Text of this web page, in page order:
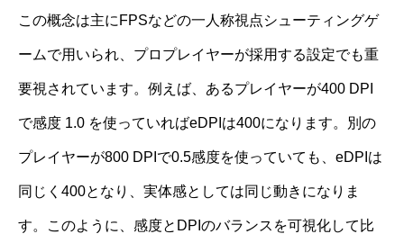
この概念は主にFPSなどの一人称視点シューティングゲ
ームで用いられ、プロプレイヤーが採用する設定でも重
要視されています。例えば、あるプレイヤーが400 DPI
で感度 1.0 を使っていればeDPIは400になります。別の
プレイヤーが800 DPIで0.5感度を使っていても、eDPIは
同じく400となり、実体感としては同じ動きになりま
す。このように、感度とDPIのバランスを可視化して比